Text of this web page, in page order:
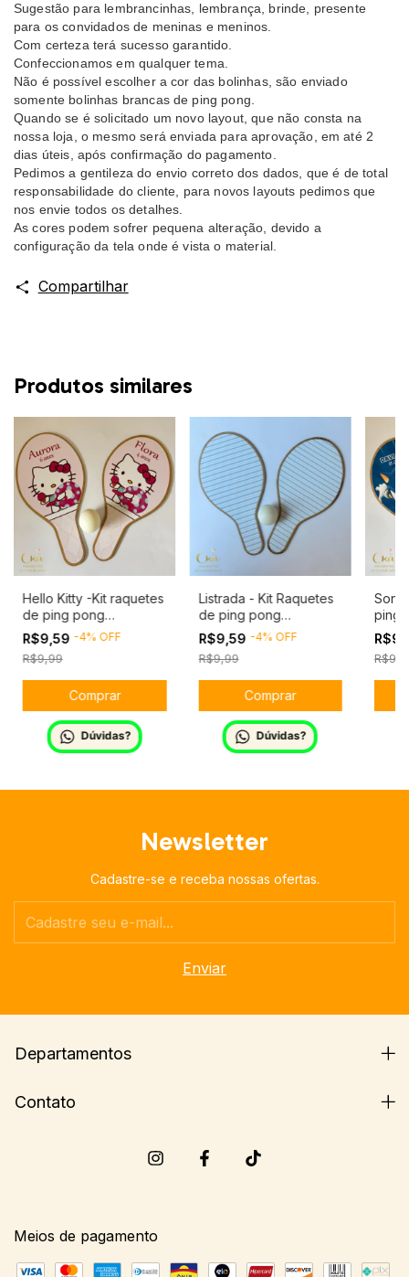
Sugestão para lembrancinhas, lembrança, brinde, presente
para os convidados de meninas e meninos.
Com certeza terá sucesso garantido.
Confeccionamos em qualquer tema.
Não é possível escolher a cor das bolinhas, são enviado
somente bolinhas brancas de ping pong.
Quando se é solicitado um novo layout, que não consta na
nossa loja, o mesmo será enviada para aprovação, em até 2
dias úteis, após confirmação do pagamento.
Pedimos a gentileza do envio correto dos dados, que é de total
responsabilidade do cliente, para novos layouts pedimos que
nos envie todos os detalhes.
As cores podem sofrer pequena alteração, devido a
configuração da tela onde é vista o material.
Compartilhar
Produtos similares
Hello Kitty -Kit raquetes
de ping pong
personalizado
R$9,59 -4% OFF
R$9,99
Dúvidas?
Listrada - Kit Raquetes
de ping pong
personalizado
R$9,59 -4% OFF
R$9,99
Dúvidas?
ping
Newsletter
Cadastre-se e receba nossas ofertas.
Departamentos
Contato
Meios de pagamento